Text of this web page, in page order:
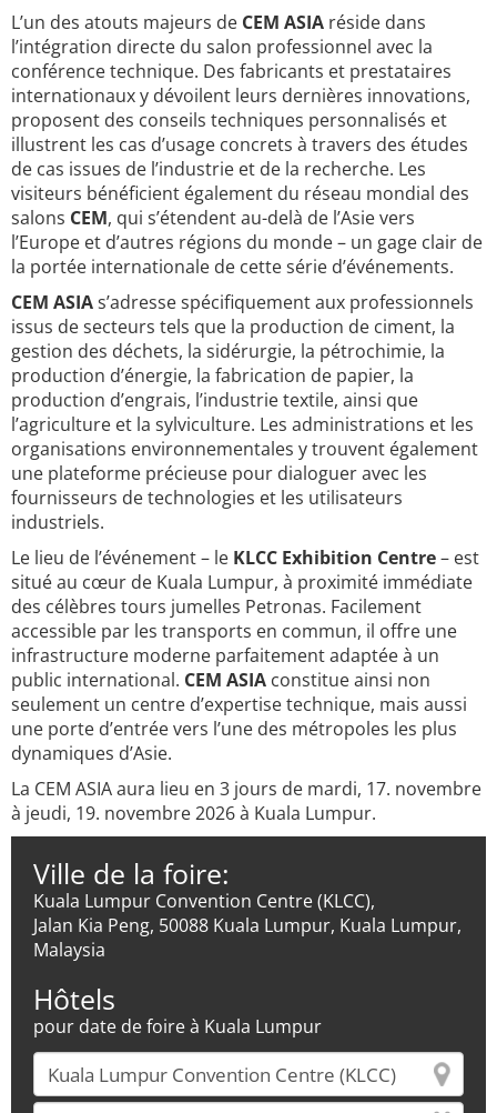
L’un des atouts majeurs de CEM ASIA réside dans
l’intégration directe du salon professionnel avec la
conférence technique. Des fabricants et prestataires
internationaux y dévoilent leurs dernières innovations,
proposent des conseils techniques personnalisés et
illustrent les cas d’usage concrets à travers des études
de cas issues de l’industrie et de la recherche. Les
visiteurs bénéficient également du réseau mondial des
salons CEM, qui s’étendent au-delà de l’Asie vers
l’Europe et d’autres régions du monde – un gage clair de
la portée internationale de cette série d’événements.
CEM ASIAs’adresse spécifiquement aux professionnels
issus de secteurs tels que la production de ciment, la
gestion des déchets, la sidérurgie, la pétrochimie, la
production d’énergie, la fabrication de papier, la
production d’engrais, l’industrie textile, ainsi que
l’agriculture et la sylviculture. Les administrations et les
organisations environnementales y trouvent également
une plateforme précieuse pour dialoguer avec les
fournisseurs de technologies et les utilisateurs
industriels.
Le lieu de l’événement – le KLCC Exhibition Centre– est
situé au cœur de Kuala Lumpur, à proximité immédiate
des célèbres tours jumelles Petronas. Facilement
accessible par les transports en commun, il offre une
infrastructure moderne parfaitement adaptée à un
public international. CEM ASIA constitue ainsi non
seulement un centre d’expertise technique, mais aussi
une porte d’entrée vers l’une des métropoles les plus
dynamiques d’Asie.
La CEM ASIA aura lieu en 3 jours de mardi, 17. novembre
à jeudi, 19. novembre 2026 à Kuala Lumpur.
Ville de la foire:
Kuala Lumpur Convention Centre (KLCC),
Jalan Kia Peng, 50088 Kuala Lumpur, Kuala Lumpur,
Malaysia
Hôtels
pour date de foire à Kuala Lumpur